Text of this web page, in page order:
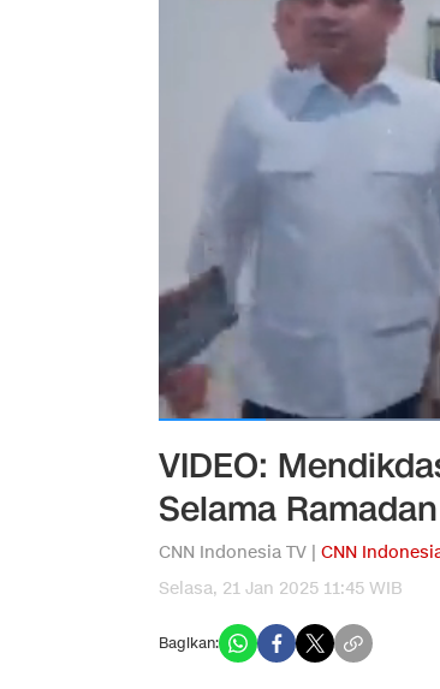
VIDEO:
Selama Ramadan
CNN Indonesia TV | CNN
Selasa, 21 Jan 2025 11:45 WIB
Bagikan: